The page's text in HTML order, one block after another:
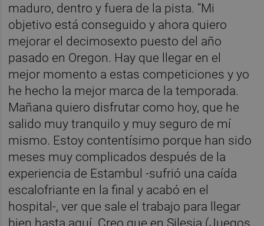
maduro, dentro y fuera de la pista. “Mi
objetivo está conseguido y ahora quiero
mejorar el decimosexto puesto del año
pasado en Oregon. Hay que llegar en el
mejor momento a estas competiciones y yo
he hecho la mejor marca de la temporada.
Mañana quiero disfrutar como hoy, que he
salido muy tranquilo y muy seguro de mí
mismo. Estoy contentísimo porque han sido
meses muy complicados después de la
experiencia de Estambul -sufrió una caída
escalofriante en la final y acabó en el
hospital-, ver que sale el trabajo para llegar
bien hasta aquí. Creo que en Silesia (Juegos